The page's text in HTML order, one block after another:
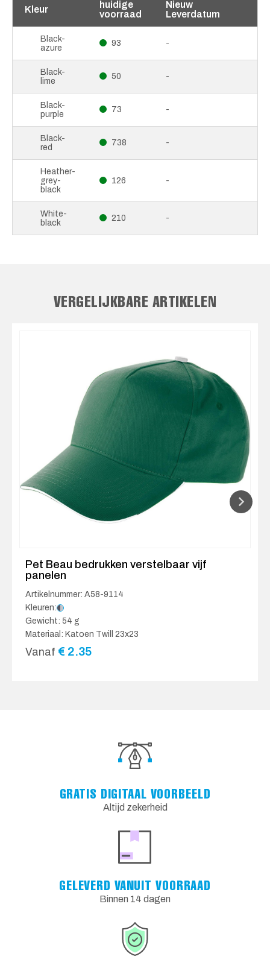
Kleur
huidige
voorraad
Nieuw
Leverdatum
Black-
azure
93 -
Black-
lime
50 -
Black-
purple
73 -
Black-
red
738 -
Heather-
grey-
black
126 -
White-
black
210 -
VERGELIJKBARE ARTIKELEN
Pet Beau bedrukken verstelbaar vijf
panelen
Artikelnummer: A58-9114
Kleuren:
Gewicht: 54 g
Materiaal: Katoen Twill 23x23
Vanaf € 2.35
GRATIS DIGITAAL VOORBEELD
Altijd zekerheid
GELEVERD VANUIT VOORRAAD
Binnen 14 dagen